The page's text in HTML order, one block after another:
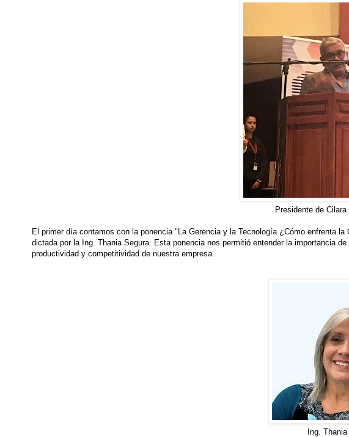
Presidente de
El primer día contamos con la ponencia "La Gerencia y la Tecnología ¿Cómo enfrenta
dictada por la Ing. Thania Segura. Esta ponencia nos permitió entender la importancia
productividad y competitividad de nuestra empresa.
Ing.